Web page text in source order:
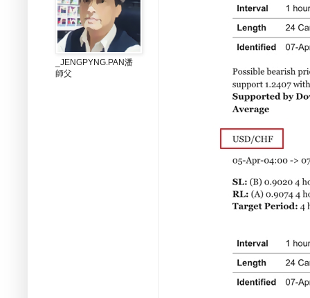
_JENGPYNG.PAN潘
師父